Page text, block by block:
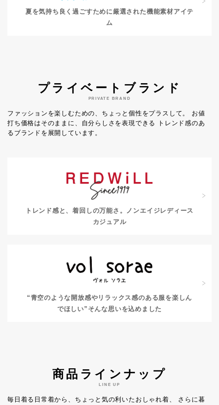
夏を気持ち良く過ごすために 厳選された機能素材アイテ
ム
プライベートブランド
PRIVATE BRAND
ファッションを楽しむための、ちょっと個性をプラスして。
お値
打ち価格はそのままに、自分らしさを表現できる
トレンド感のあ
るブランドを展開しています。
トレンド感と、着回しの万能さ。
ノンエイジレディース
カジュアル
“青空のような開放感やリラックス感のある服を楽しん
でほしい” そんな思いを込めました
商品ラインナップ
LINE UP
毎日着る日常着から、ちょっと気の利いたおしゃれ着、
さらに暮